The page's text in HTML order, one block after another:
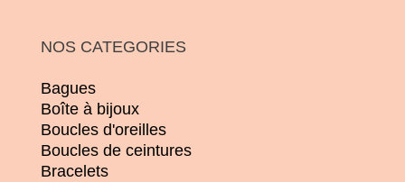
NOS CATEGORIES
Bagues
Boîte à bijoux
Boucles d'oreilles
Boucles de ceintures
Bracelets